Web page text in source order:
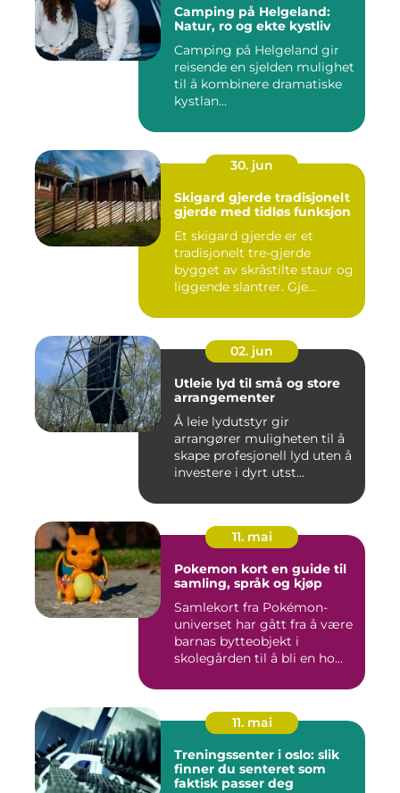
Camping på Helgeland:
Natur, ro og ekte kystliv
Camping på Helgeland gir
reisende en sjelden mulighet
til å kombinere dramatiske
kystlan...
30. jun
Skigard gjerde tradisjonelt
gjerde med tidløs funksjon
Et skigard gjerde er et
tradisjonelt tre-gjerde
bygget av skråstilte staur og
liggende slantrer. Gje...
02. jun
Utleie lyd til små og store
arrangementer
Å leie lydutstyr gir
arrangører muligheten til å
skape profesjonell lyd uten å
investere i dyrt utst...
11. mai
Pokemon kort en guide til
samling, språk og kjøp
Samlekort fra Pokémon-
universet har gått fra å være
barnas bytteobjekt i
skolegården til å bli en ho...
11. mai
Treningssenter i oslo: slik
finner du senteret som
faktisk passer deg